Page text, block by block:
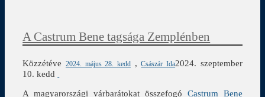
A Castrum Bene tagsága Zemplénben
Közzétéve 2024. május 28. kedd ,Császár Ida2024. szeptember
10. kedd
A magyarországi várbarátokat összefogó Castrum Bene